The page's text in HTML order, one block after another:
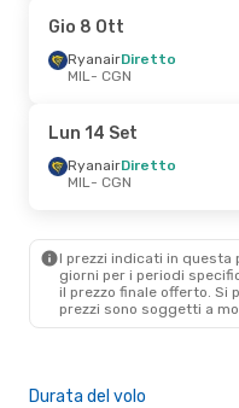
RyanairDiretto
CGN- MIL
RyanairDiretto
MIL- CGN
RyanairDiretto
CGN
- MIL
Lun 7 Set- Sab 12 Set
Ryanair Diretto
MIL - CGN
Ryanair Diretto
CGN- MIL
Gio 8 Ott
RyanairDiretto
MIL- CGN
Lun 14 Set
RyanairDiretto
MIL- CGN
I prezzi indicati in questa
giorni per i periodi
il ​​prezzo finale offerto. Si
prezzi sono soggetti a
Durata del volo